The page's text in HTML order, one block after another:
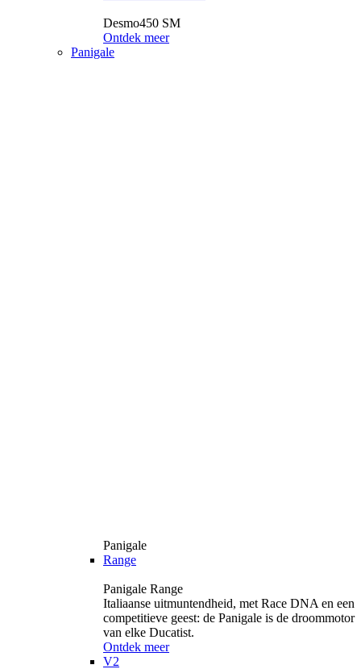
Desmo450 SM
Ontdek meer
Panigale
Panigale
Range
Panigale Range
Italiaanse uitmuntendheid, met Race DNA en een
competitieve geest: de Panigale is de droommotor
van elke Ducatist.
Ontdek meer
V2